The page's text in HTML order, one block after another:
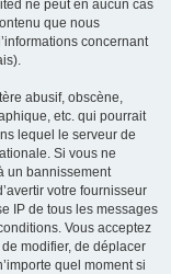
ne peut en aucun cas
que nous
concernant
abusif, obscène,
etc. qui pourrait
lequel le serveur de
Si vous ne
un bannissement
votre fournisseur
IP de tous les messages
Vous acceptez
modifier, de déplacer
quel moment si